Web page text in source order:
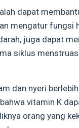
dapat
mengatur fungsi
juga dapat
siklus
dan nyeri
vitamin K
orang yang